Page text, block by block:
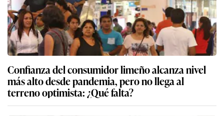
Confianza del consumidor limeño alcanza nivel
más alto desde pandemia, pero no llega al
terreno optimista: ¿Qué falta?